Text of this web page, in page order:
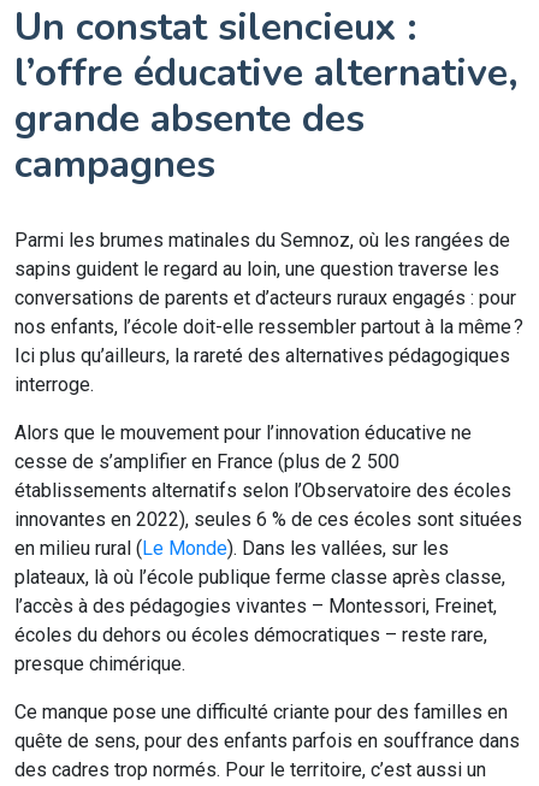
Un constat silencieux :
l’offre éducative alternative,
grande absente des
campagnes
Parmi les brumes matinales du Semnoz, où les rangées de
sapins guident le regard au loin, une question traverse les
conversations de parents et d’acteurs ruraux engagés : pour
nos enfants, l’école doit-elle ressembler partout à la même ?
Ici plus qu’ailleurs, la rareté des alternatives pédagogiques
interroge.
Alors que le mouvement pour l’innovation éducative ne
cesse de s’amplifier en France (plus de 2 500
établissements alternatifs selon l’Observatoire des écoles
innovantes en 2022), seules 6 % de ces écoles sont situées
en milieu rural (Le Monde). Dans les vallées, sur les
plateaux, là où l’école publique ferme classe après classe,
l’accès à des pédagogies vivantes – Montessori, Freinet,
écoles du dehors ou écoles démocratiques – reste rare,
presque chimérique.
Ce manque pose une difficulté criante pour des familles en
quête de sens, pour des enfants parfois en souffrance dans
des cadres trop normés. Pour le territoire, c’est aussi un